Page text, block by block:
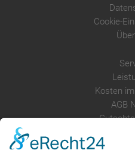
Cookie-
Kosten
AGB